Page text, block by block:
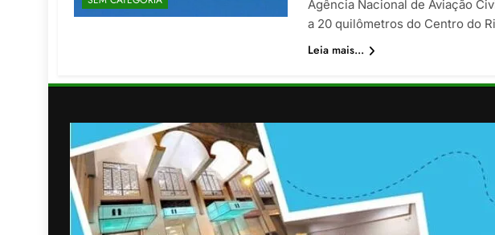
Agência Nacional de Aviação
a 20 quilômetros do Centro do
Leia mais...